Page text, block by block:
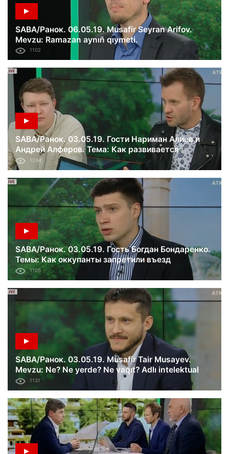
SABA/Ранок. 06.05.19. Musafir Seyran Arifov.
Mevzu: Ramazan aynıñ qıymeti.
1102
SABA/Ранок. 03.05.19. Гости Нариман Алиев и
Андрей Алферов. Тема: Как развивается
крымскотатарское кино?
1244
SABA/Ранок. 03.05.19. Гость Богдан Бондаренко.
Темы: Как оккупанты запретили въезд
Джемилеву в Крым; угроза раздачи российских
паспортов украинцам.
1106
SABA/Ранок. 03.05.19. Musafir Tair Musayev.
Mevzu: Ne? Ne yerde? Ne vaqıt? Adlı intelektual
oyunı.
1131